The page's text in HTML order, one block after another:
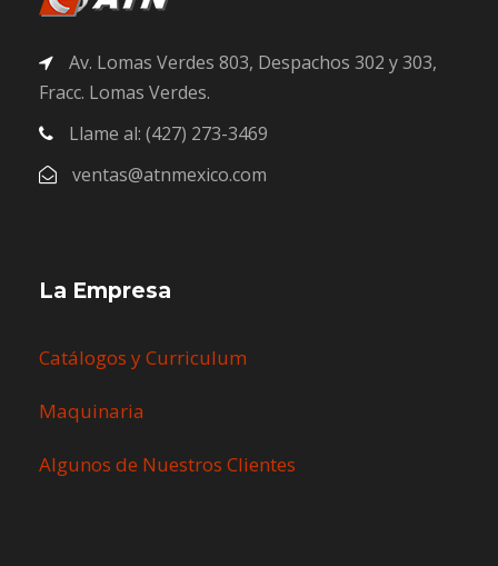
Av. Lomas Verdes 803, Despachos 302 y 303,
Fracc. Lomas Verdes.
Llame al: (427) 273-3469
ventas@atnmexico.com
La Empresa
Catálogos y Curriculum
Maquinaria
Algunos de Nuestros Clientes